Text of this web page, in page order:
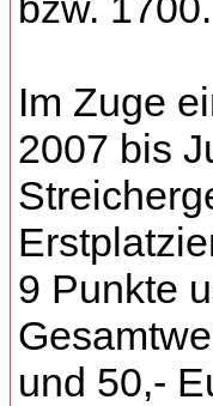
Im Zuge
2007 bis
9 Punkte
und 50,-